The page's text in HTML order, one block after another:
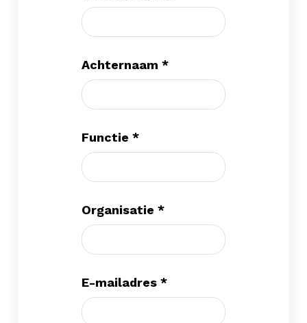
Achternaam *
Functie *
Organisatie *
E-mailadres *